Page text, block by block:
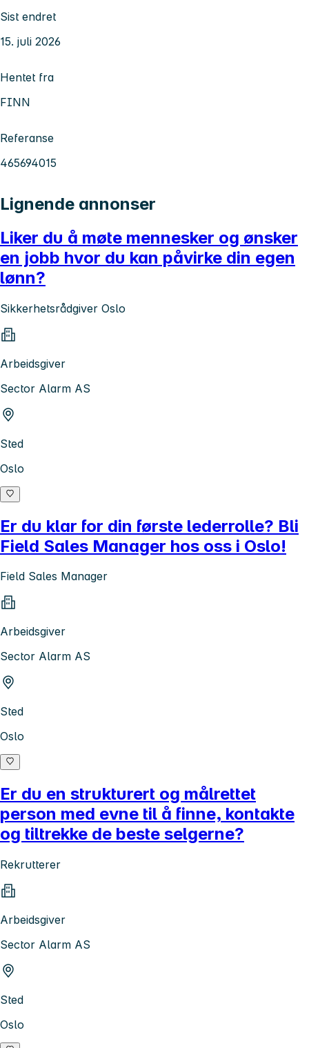
Sist endret
15. juli 2026
Hentet fra
FINN
Referanse
465694015
Lignende annonser
Liker du å møte mennesker og ønsker
en jobb hvor du kan påvirke din egen
lønn?
Sikkerhetsrådgiver Oslo
Arbeidsgiver
Sector Alarm AS
Sted
Oslo
Er du klar for din første lederrolle? Bli
Field Sales Manager hos oss i Oslo!
Field Sales Manager
Arbeidsgiver
Sector Alarm AS
Sted
Oslo
Er du en strukturert og målrettet
person med evne til å finne, kontakte
og tiltrekke de beste selgerne?
Rekrutterer
Arbeidsgiver
Sector Alarm AS
Sted
Oslo